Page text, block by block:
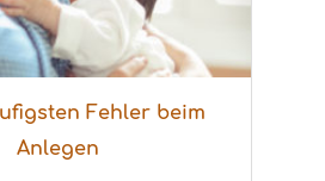
Fehler beim
Anlegen